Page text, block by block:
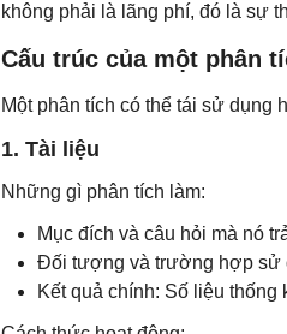
không phải là lãng phí, đó là sự
Cấu trúc của một phân
Một phân tích có thể tái sử dụng
1. Tài liệu
Những gì phân tích làm:
Mục đích và câu hỏi mà nó
Đối tượng và trường hợp sử
Kết quả chính: Số liệu thống